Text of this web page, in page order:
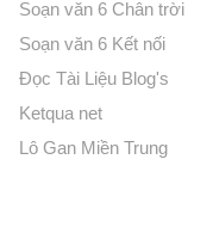
Soạn văn 6 Chân trời
Soạn văn 6 Kết nối
Đọc Tài Liệu Blog's
Ketqua net
Lô Gan Miền Trung